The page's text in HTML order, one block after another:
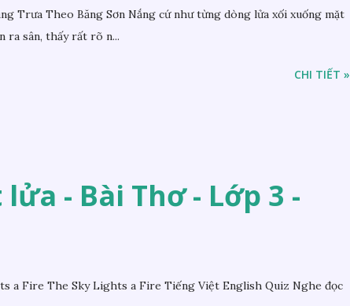
Trưa Theo Băng Sơn Nắng cứ như từng dòng lửa xối xuống mặt
ra sân, thấy rất rõ n...
CHI TIẾT »
- Bài Thơ - Lớp 3 -
a Fire The Sky Lights a Fire Tiếng Việt English Quiz Nghe đọc